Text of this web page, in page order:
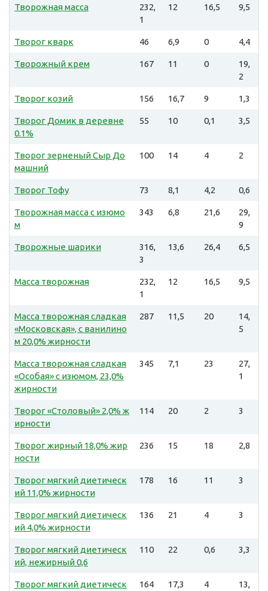
Творожная масса
232,
1
12 16,5 9,5
Творог кварк 46 6,9 0 4,4
Творожный крем 167 11 0
19,
2
Творог козий 156 16,7 9 1,3
Творог Домик в деревне
0.1%
55 10 0,1 3,5
Творог зерненый Сыр До
машний
100 14 4 2
Творог Тофу 73 8,1 4,2 0,6
Творожная масса с изюмо
м
343 6,8 21,6
29,
9
Творожные шарики
316,
3
13,6 26,4 6,5
Масса творожная
232,
1
12 16,5 9,5
Масса творожная сладкая
«Московская», с ванилино
м 20,0% жирности
287 11,5 20
14,
5
Масса творожная сладкая
«Особая» с изюмом, 23,0%
жирности
345 7,1 23
27,
1
Творог «Столовый» 2,0% ж
ирности
114 20 2 3
Творог жирный 18,0% жир
ности
236 15 18 2,8
Творог мягкий диетическ
ий 11,0% жирности
178 16 11 3
Творог мягкий диетическ
ий 4,0% жирности
136 21 4 3
Творог мягкий диетическ
ий, нежирный 0,6
110 22 0,6 3,3
Творог мягкий диетическ
164 17,3 4
13,